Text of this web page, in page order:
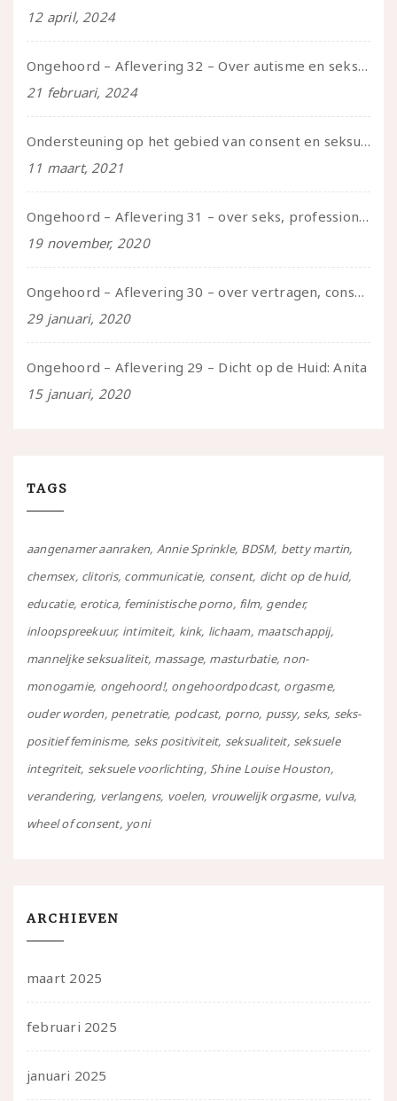
12 april, 2024
Ongehoord – Aflevering 32 – Over autisme en seksualiteit – in gesprek met Roos Reijbroek
21 februari, 2024
Ondersteuning op het gebied van consent en seksualiteit
11 maart, 2021
Ongehoord – Aflevering 31 – over seks, professioneel en persoonlijk, een gesprek met Marije
19 november, 2020
Ongehoord – Aflevering 30 – over vertragen, consent en negatieve gevoelens met Meg-John Barker
29 januari, 2020
Ongehoord – Aflevering 29 – Dicht op de Huid: Anita
15 januari, 2020
TAGS
aangenamer aanraken Annie Sprinkle BDSM betty martin
chemsex clitoris communicatie consent dicht op de huid
educatie erotica feministische porno film gender
inloopspreekuur intimiteit kink lichaam maatschappij
manneljke seksualiteit massage masturbatie non-
monogamie ongehoord! ongehoordpodcast orgasme
ouder worden penetratie podcast porno pussy seks seks-
positief feminisme seks positiviteit seksualiteit seksuele
integriteit seksuele voorlichting Shine Louise Houston
verandering verlangens voelen vrouwelijk orgasme vulva
wheel of consent yoni
ARCHIEVEN
maart 2025
februari 2025
januari 2025